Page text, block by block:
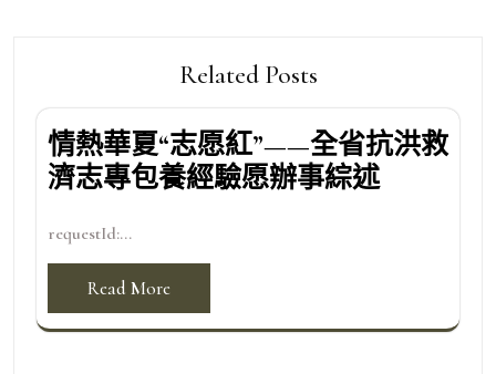
Related Posts
情熱華夏“志愿紅”——全省抗洪救
濟志專包養經驗愿辦事綜述
requestId:...
Read More